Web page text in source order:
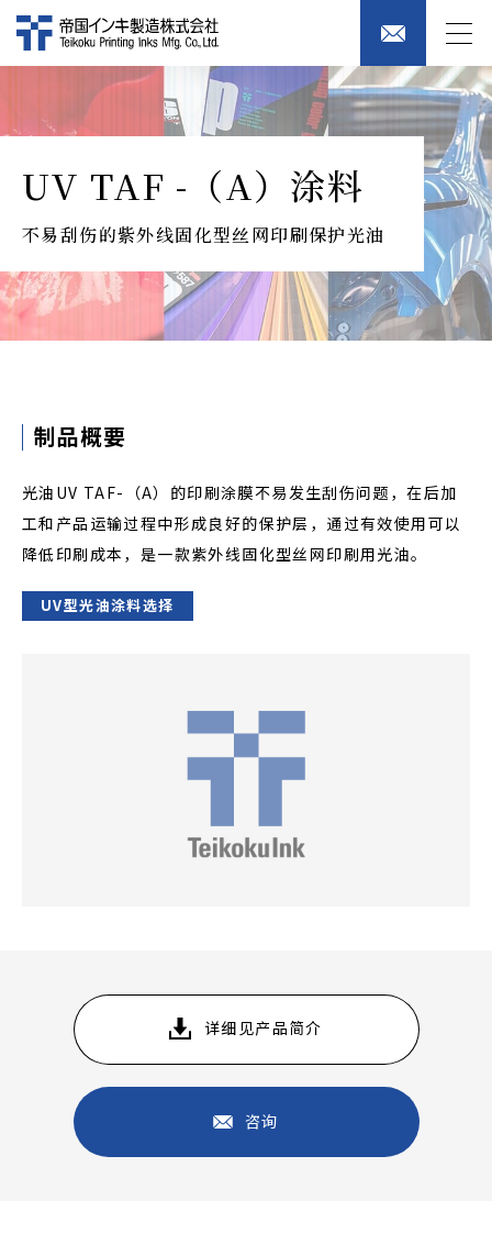
UV TAF -（A）涂料
不易刮伤的紫外线固化型丝网印刷保护光油
制品概要
光油UV TAF-（A）的印刷涂膜不易发生刮伤问题，在后加
工和产品运输过程中形成良好的保护层，通过有效使用可以
降低印刷成本，是一款紫外线固化型丝网印刷用光油。
UV型光油涂料选择
详细见产品简介
咨询